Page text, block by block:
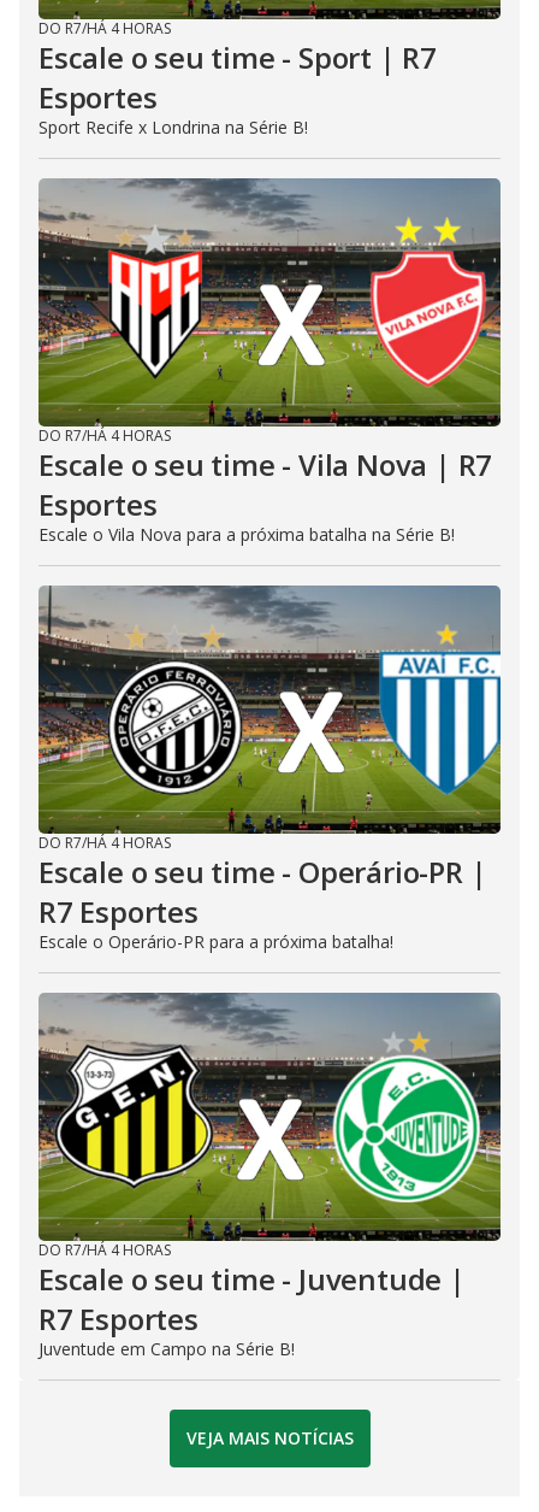
DO R7/HÁ 4 HORAS
Escale o seu time - Sport | R7
Esportes
Sport Recife x Londrina na Série B!
DO R7/HÁ 4 HORAS
Escale o seu time - Vila Nova | R7
Esportes
Escale o Vila Nova para a próxima batalha na Série B!
DO R7/HÁ 4 HORAS
Escale o seu time - Operário-PR |
R7 Esportes
Escale o Operário-PR para a próxima batalha!
DO R7/HÁ 4 HORAS
Escale o seu time - Juventude |
R7 Esportes
Juventude em Campo na Série B!
VEJA MAIS NOTÍCIAS